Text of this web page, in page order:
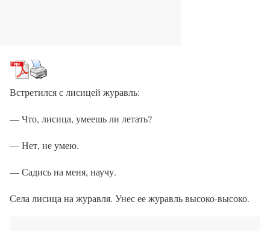
Встретился с лисицей журавль:
— Что, лисица, умеешь ли летать?
— Нет, не умею.
— Садись на меня, научу.
Села лисица на журавля. Унес ее журавль высоко-высоко.